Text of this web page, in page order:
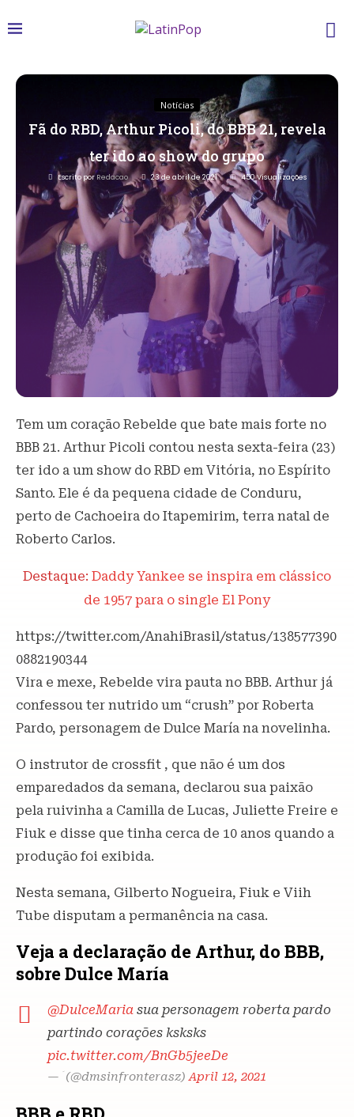
Notícias
Fã do RBD, Arthur Picoli, do BBB 21, revela
ter ido ao show do grupo
Escrito por Redacao 23 de abril de 2021 450Visualizações
Tem um coração Rebelde que bate mais forte no
BBB 21. Arthur Picoli contou nesta sexta-feira (23)
ter ido a um show do RBD em Vitória, no Espírito
Santo. Ele é da pequena cidade de Conduru,
perto de Cachoeira do Itapemirim, terra natal de
Roberto Carlos.
Destaque: Daddy Yankee se inspira em clássico
de 1957 para o single El Pony
https://twitter.com/AnahiBrasil/status/138577390
0882190344
Vira e mexe, Rebelde vira pauta no BBB. Arthur já
confessou ter nutrido um “crush” por Roberta
Pardo, personagem de Dulce María na novelinha.
O instrutor de crossfit , que não é um dos
emparedados da semana, declarou sua paixão
pela ruivinha a Camilla de Lucas, Juliette Freire e
Fiuk e disse que tinha cerca de 10 anos quando a
produção foi exibida.
Nesta semana, Gilberto Nogueira, Fiuk e Viih
Tube disputam a permanência na casa.
Veja a declaração de Arthur, do BBB,
sobre Dulce María
@DulceMaria sua personagem roberta pardo
partindo corações ksksks
pic.twitter.com/BnGb5jeeDe
— ؘ (@dmsinfronterasz)April 12, 2021